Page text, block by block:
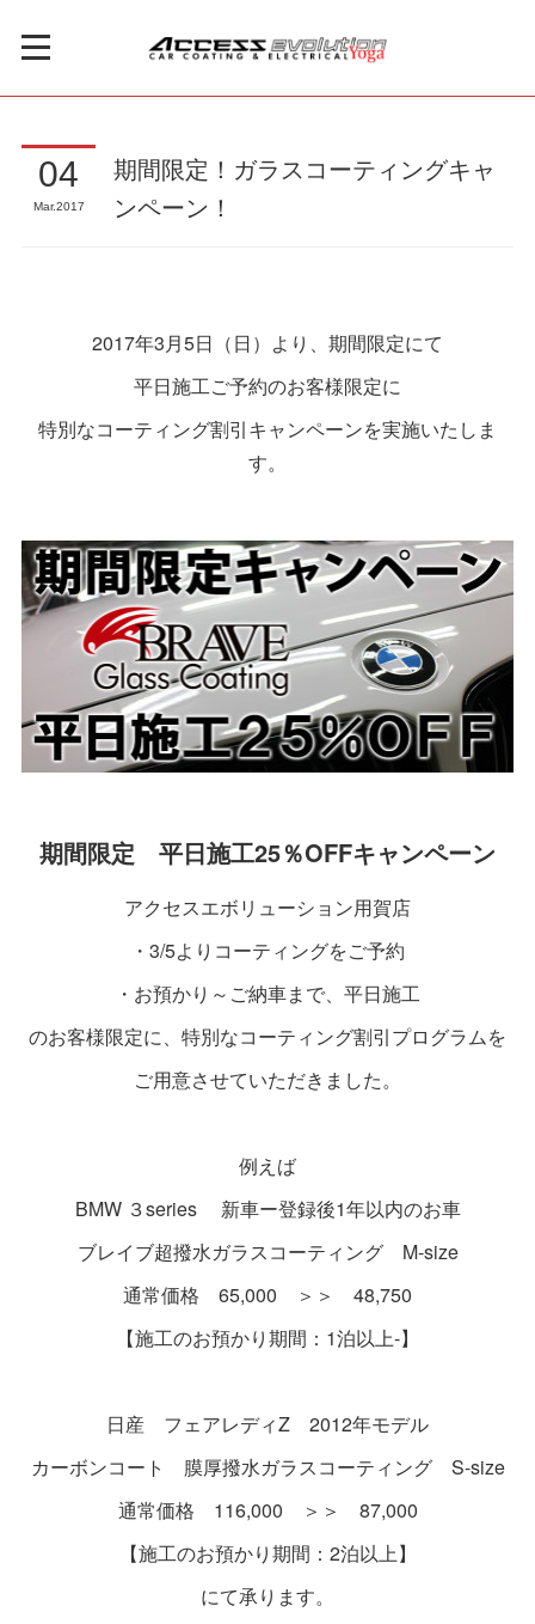
04
Mar 2017
期間限定！ガラスコーティングキャ
ンペーン！
2017年3月5日（日）より、期間限定にて
平日施工ご予約のお客様限定に
特別なコーティング割引キャンペーンを実施いたしま
す。
期間限定 平日施工25％OFFキャンペーン
アクセスエボリューション用賀店
・3/5よりコーティングをご予約
・お預かり～ご納車まで、平日施工
のお客様限定に、特別なコーティング割引プログラムを
ご用意させていただきました。
例えば
BMW ３series 新車ー登録後1年以内のお車
ブレイブ超撥水ガラスコーティング M-size
通常価格 65,000 ＞＞ 48,750
【施工のお預かり期間：1泊以上-】
日産 フェアレディZ 2012年モデル
カーボンコート 膜厚撥水ガラスコーティング S-size
通常価格 116,000 ＞＞ 87,000
【施工のお預かり期間：2泊以上】
にて承ります。